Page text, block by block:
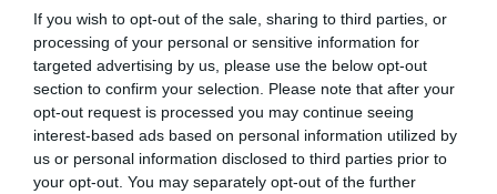
If you wish to opt-out of the sale, sharing to third parties, or
processing of your personal or sensitive information for
targeted advertising by us, please use the below opt-out
section to confirm your selection. Please note that after your
opt-out request is processed you may continue seeing
interest-based ads based on personal information utilized by
us or personal information disclosed to third parties prior to
your opt-out. You may separately opt-out of the further
Η πιο ταξιδιάρικη
βαλίτσα του φετινού
καλοκαιριού έχει την
υπογραφή της Xiaomi
31.07.2026
ΟΛΗ Η ΡΟΗ ΕΙΔΗΣΕΩΝ